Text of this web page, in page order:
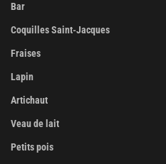
Bar
Coquilles Saint-Jacques
Fraises
Lapin
Artichaut
Veau de lait
Petits pois